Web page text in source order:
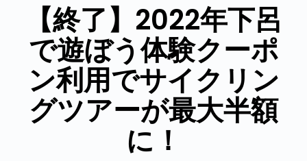
【終了】2022年下呂
で遊ぼう体験クーポ
ン利用でサイクリン
グツアーが最大半額
に！